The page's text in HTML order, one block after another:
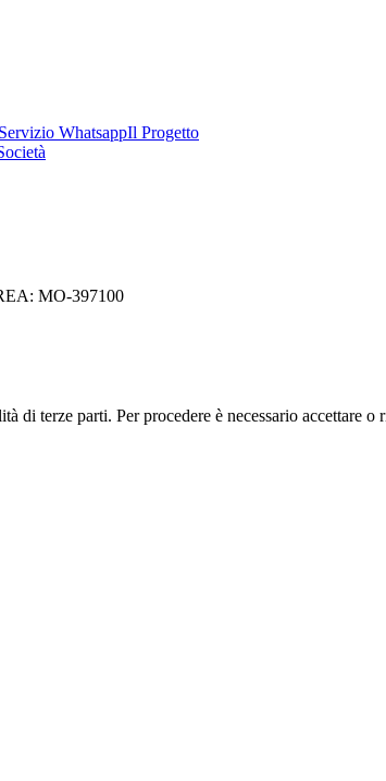
WhatsappIl Progetto
MO-397100
terze parti. Per procedere è necessario accettare